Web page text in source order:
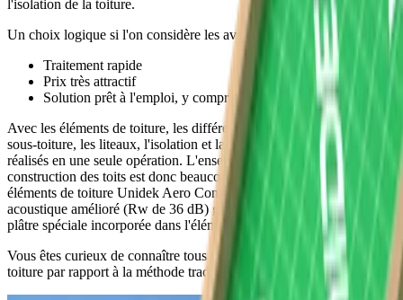
l'isolation de la toiture.
Un choix logique si l'on considère les avantages :
Traitement rapide
Prix très attractif
Solution prêt à l'emploi, y compris la finition intérieure
Avec les éléments de toiture, les différents composants tels que la
sous-toiture, les liteaux, l'isolation et la finition intérieure sont
réalisés en une seule opération. L'ensemble du processus de
construction des toits est donc beaucoup plus simple et rapide. Les
éléments de toiture Unidek Aero Confort offrent un confort
acoustique amélioré (Rw de 36 dB) grâce une plaque de carton-
plâtre spéciale incorporée dans l'élément.
Vous êtes curieux de connaître tous les avantages des éléments de
toiture par rapport à la méthode traditionnelle ? Lisez-lesici .